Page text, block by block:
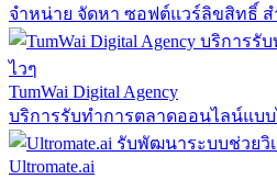
จำหน่าย จัดหา ซอฟต์แวร์ลิขสิทธิ์ ส
TumWai Digital Agency
บริการรับทำการตลาดออนไลน์แบบ
Ultromate.ai